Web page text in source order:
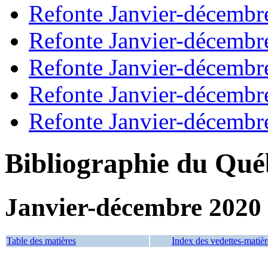
Refonte Janvier-
Refonte Janvier-
Refonte Janvier-
Refonte Janvier-
Refonte Janvier-
Bibliographie du
Janvier-décembre 2020
Table des matières Index des vedettes-